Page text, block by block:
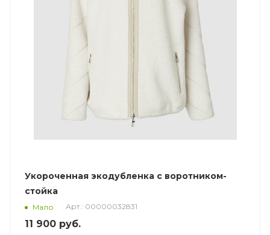
Укороченная экодубленка с воротником-
стойка
Мало Арт.: 00000032831
11 900 руб.